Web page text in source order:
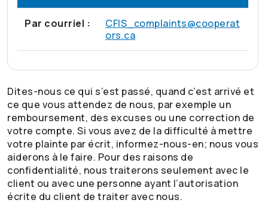
Par courriel :
CFIS_complaints@cooperat
ors.ca
Dites-nous ce qui s’est passé, quand c’est arrivé et
ce que vous attendez de nous, par exemple un
remboursement, des excuses ou une correction de
votre compte. Si vous avez de la difficulté à mettre
votre plainte par écrit, informez-nous-en; nous vous
aiderons à le faire. Pour des raisons de
confidentialité, nous traiterons seulement avec le
client ou avec une personne ayant l’autorisation
écrite du client de traiter avec nous.